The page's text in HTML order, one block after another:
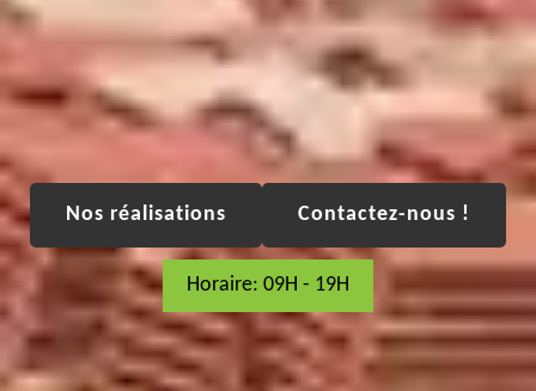
Nos réalisations Contactez-nous !
Horaire: 09H - 19H